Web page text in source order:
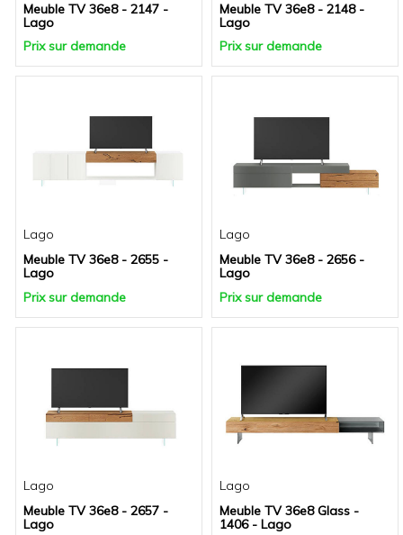
Meuble TV 36e8 - 2147 -
Lago
Prix sur demande
Meuble TV 36e8 - 2148 -
Lago
Prix sur demande
Lago
Meuble TV 36e8 - 2655 -
Lago
Prix sur demande
Lago
Meuble TV 36e8 - 2656 -
Lago
Prix sur demande
Lago
Meuble TV 36e8 - 2657 -
Lago
Lago
Meuble TV 36e8 Glass -
1406 - Lago